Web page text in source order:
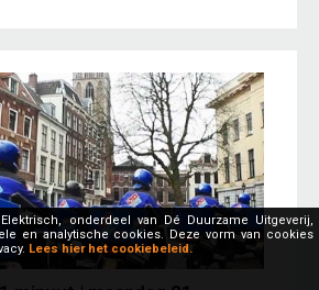
onderdeel van Dé Duurzame Uitgeverij,
en analytische cookies. Deze vorm van cookies
Lees hier het cookiebeleid.